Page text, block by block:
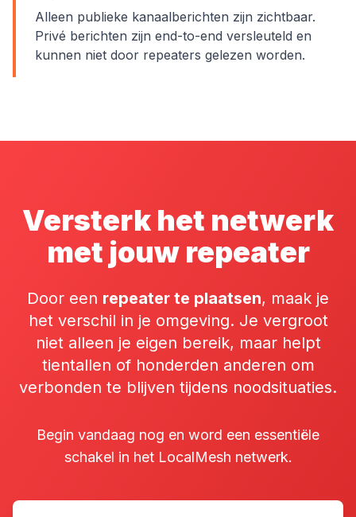
Alleen publieke kanaalberichten zijn zichtbaar.
Privé berichten zijn end-to-end versleuteld en
kunnen niet door repeaters gelezen worden.
Versterk het netwerk
met jouw repeater
Door een repeater te plaatsen, maak je
het verschil in je omgeving. Je vergroot
niet alleen je eigen bereik, maar helpt
tientallen of honderden anderen om
verbonden te blijven tijdens noodsituaties.
Begin vandaag nog en word een essentiële
schakel in het LocalMesh netwerk.